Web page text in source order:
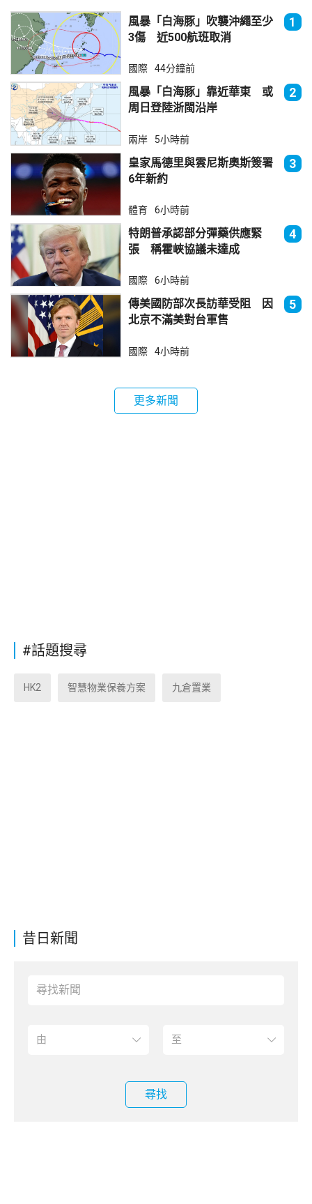
昔日新聞
尋找
風暴「白海豚」吹襲沖繩至少
3傷 近500航班取消
1
國際 44分鐘前
風暴「白海豚」靠近華東 或
周日登陸浙閩沿岸
2
兩岸 5小時前
皇家馬德里與雲尼斯奧斯簽署
6年新約
3
體育 6小時前
特朗普承認部分彈藥供應緊
張 稱霍峽協議未達成
4
國際 6小時前
傳美國防部次長訪華受阻 因
北京不滿美對台軍售
5
國際 4小時前
更多新聞
#話題搜尋
HK2 智慧物業保養方案 九倉置業